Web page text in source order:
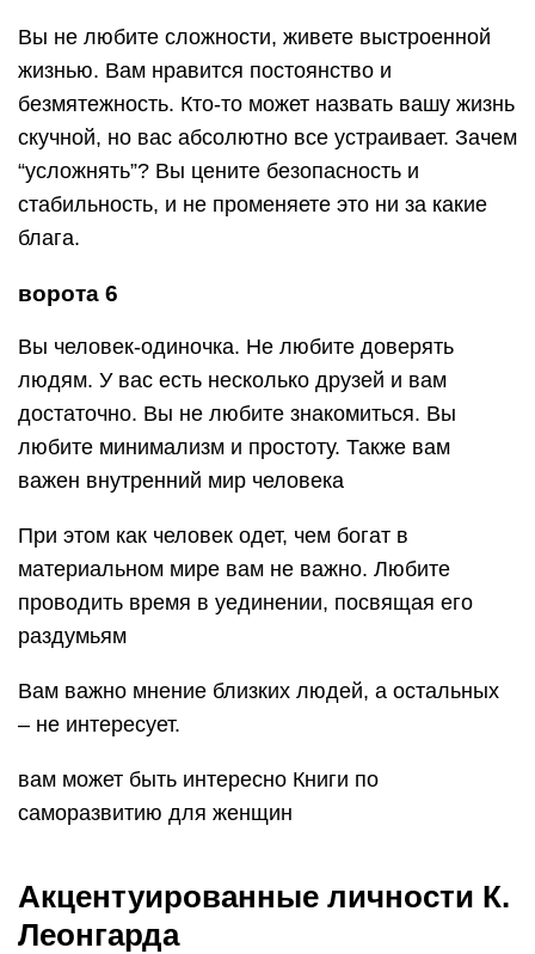
Вы не любите сложности, живете выстроенной
жизнью. Вам нравится постоянство и
безмятежность. Кто-то может назвать вашу жизнь
скучной, но вас абсолютно все устраивает. Зачем
“усложнять”? Вы цените безопасность и
стабильность, и не променяете это ни за какие
блага.
ворота 6
Вы человек-одиночка. Не любите доверять
людям. У вас есть несколько друзей и вам
достаточно. Вы не любите знакомиться. Вы
любите минимализм и простоту. Также вам
важен внутренний мир человека
При этом как человек одет, чем богат в
материальном мире вам не важно. Любите
проводить время в уединении, посвящая его
раздумьям
Вам важно мнение близких людей, а остальных
– не интересует.
вам может быть интересно Книги по
саморазвитию для женщин
Акцентуированные личности К.
Леонгарда